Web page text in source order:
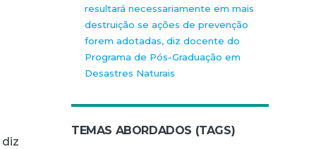
resultará necessariamente em mais
destruição se ações de prevenção
forem adotadas, diz docente do
Programa de Pós-Graduação em
Desastres Naturais
TEMAS ABORDADOS (TAGS)